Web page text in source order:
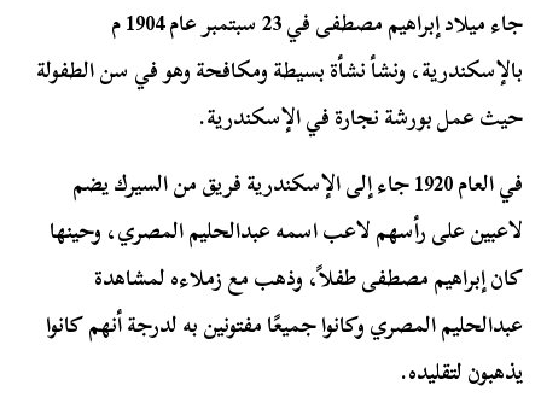
جاء ميلاد إبراهيم مصطفى في 23 سبتمبر عام 1904 م
بالإسكندرية، ونشأ نشأة بسيطة ومكافحة وهو في سن الطفولة
حيث عمل بورشة نجارة في الإسكندرية.
في العام 1920 جاء إلى الإسكندرية فريق من السيرك يضم
لاعبين على رأسهم لاعب اسمه عبدالحليم المصري، وحينها
كان إبراهيم مصطفى طفلاً، وذهب مع زملاءه لمشاهدة
عبدالحليم المصري وكانوا جميعًا مفتونين به لدرجة أنهم كانوا
يذهبون لتقليده.